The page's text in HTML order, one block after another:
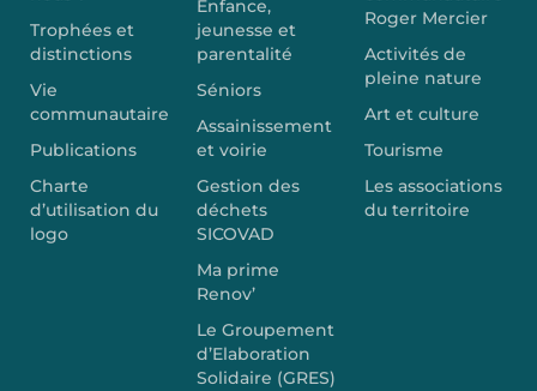
Trophées et
distinctions
Vie
communautaire
Publications
Charte
d’utilisation du
logo
Enfance,
jeunesse et
parentalité
Séniors
Assainissement
et voirie
Gestion des
déchets
SICOVAD
Ma prime
Renov’
Le Groupement
d’Elaboration
Solidaire (GRES)
Roger Mercier
Activités de
pleine nature
Art et culture
Tourisme
Les associations
du territoire